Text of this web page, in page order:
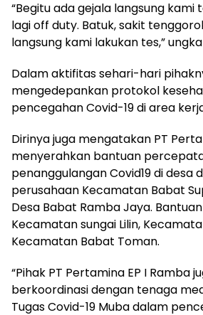
“Begitu ada gejala langsung kami
lagi off duty. Batuk, sakit
langsung kami lakukan tes,”
Dalam aktifitas sehari-hari
mengedepankan protokol
pencegahan Covid-19 di area
Dirinya juga mengatakan PT
menyerahkan bantuan
penanggulangan Covid19 di desa
perusahaan Kecamatan Babat
Desa Babat Ramba Jaya.
Kecamatan sungai Lilin,
Kecamatan Babat Toman.
“Pihak PT Pertamina EP I Ramba
berkoordinasi dengan tenaga
Tugas Covid-19 Muba dalam